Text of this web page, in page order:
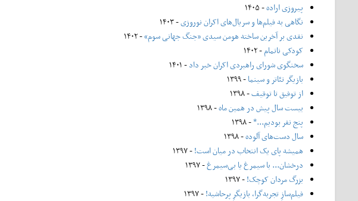
پیروزی اراده- ۱۴۰۵
نگاهی به فیلم‌ها و سریال‌های اکران نوروزی- ۱۴۰۳
نقدی بر آخرین ساخته هومن سیدی «جنگ جهانی سوم»- ۱۴۰۲
کودکی ناتمام- ۱۴۰۲
سخنگوی شورای راهبردی اکران خبر داد- ۱۴۰۱
بازیگر تئاتر و سینما- ۱۳۹۹
از توفیق تا توقیف- ۱۳۹۸
بیست سال پیش در همین ماه- ۱۳۹۸
پنج نفر بودیم...*- ۱۳۹۸
سال دست‌های آلوده- ۱۳۹۸
همیشه پای یک انتخاب در میان است!- ۱۳۹۷
درخشان... با سیمرغ یا بی‌سیمرغ- ۱۳۹۷
بزرگ مردان کوچک!- ۱۳۹۷
فیلم‌سازِ تجربه‌گرا، بازیگرِ پرحاشیه!- ۱۳۹۷